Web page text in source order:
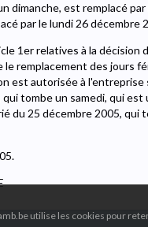
dimanche, est remplacé
par le lundi 26 décembre
1er relatives à la décision
remplacement des jours
est autorisée à l'entreprise
tombe un samedi, qui
du 25 décembre 2005, qui
utilise les cookies pour